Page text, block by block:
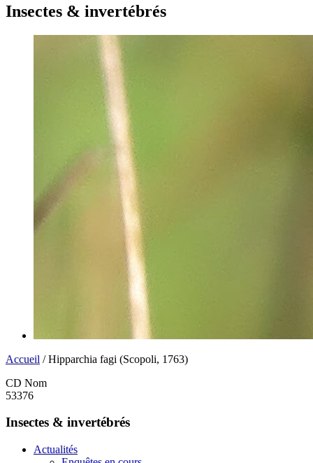
Insectes & invertébrés
Accueil / Hipparchia fagi (Scopoli, 1763)
CD Nom
53376
Insectes & invertébrés
Actualités